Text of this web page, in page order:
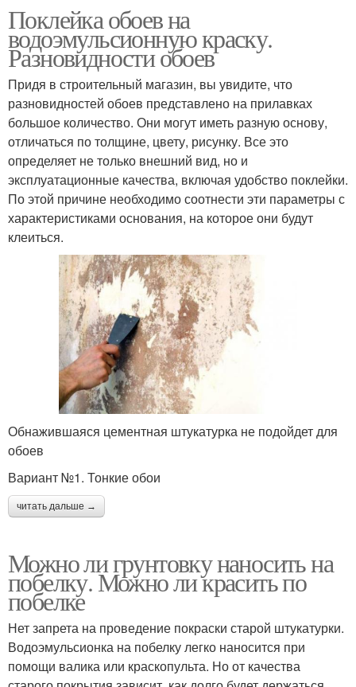
Поклейка обоев на
водоэмульсионную краску.
Разновидности обоев
Придя в строительный магазин, вы увидите, что
разновидностей обоев представлено на прилавках
большое количество. Они могут иметь разную основу,
отличаться по толщине, цвету, рисунку. Все это
определяет не только внешний вид, но и
эксплуатационные качества, включая удобство поклейки.
По этой причине необходимо соотнести эти параметры с
характеристиками основания, на которое они будут
клеиться.
Обнажившаяся цементная штукатурка не подойдет для
обоев
Вариант №1. Тонкие обои
читать дальше →
Можно ли грунтовку наносить на
побелку. Можно ли красить по
побелке
Нет запрета на проведение покраски старой штукатурки.
Водоэмульсионка на побелку легко наносится при
помощи валика или краскопульта. Но от качества